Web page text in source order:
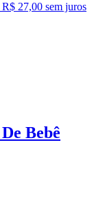
R$ 27,00 sem juros
Bebê